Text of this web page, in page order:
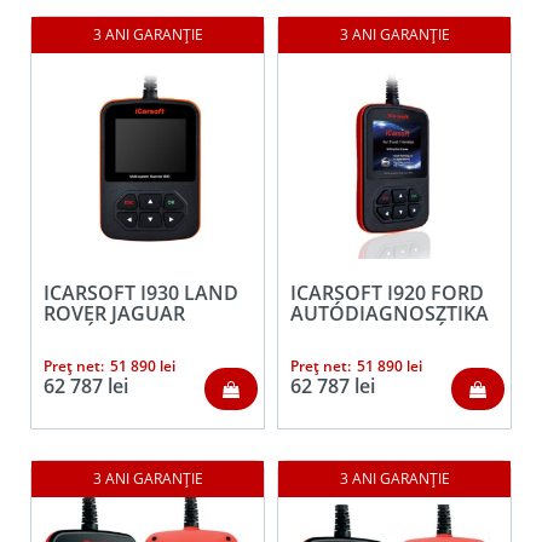
ICARSOFT I930 LAND
ROVER JAGUAR
AUTÓDIAGNOSZTIKA
+OBDII FUNKCIÓ
Preț net: 51 890 lei
62 787 lei
ICARSOFT I920 FORD
AUTÓDIAGNOSZTIKA
+OBDII FUNKCIÓ
Preț net: 51 890 lei
62 787 lei